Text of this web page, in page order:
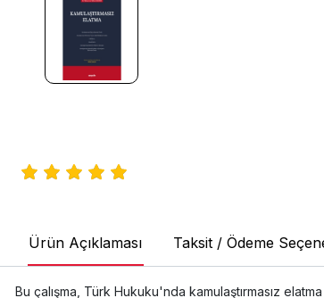
Ürün Açıklaması Taksit / Ödeme
Bu çalışma, Türk Hukuku'nda kamulaştırmasız